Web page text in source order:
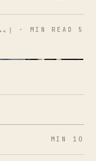
5 MIN READ · إيريس
10 MIN